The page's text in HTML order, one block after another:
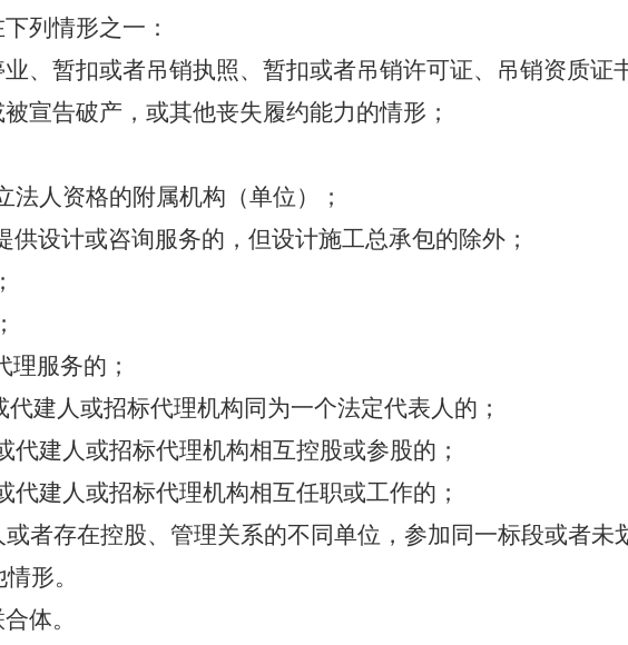
列情形之一：
、暂扣或者吊销执照、暂扣或者吊销许可证、吊销资质证
宣告破产，或其他丧失履约能力的情形；
法人资格的附属机构（单位）；
供设计或咨询服务的，但设计施工总承包的除外；
理服务的；
建人或招标代理机构同为一个法定代表人的；
代建人或招标代理机构相互控股或参股的 ；
代建人或招标代理机构相互任职或工作的；
者存在控股、管理关系的不同单位，参加同一标段或者未
形。
体。